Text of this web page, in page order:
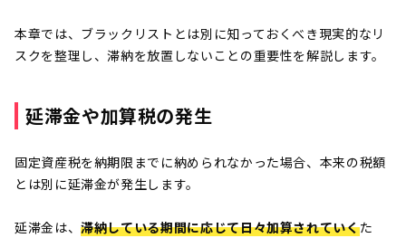
本章では、ブラックリストとは別に知っておくべき現実的なリ
スクを整理し、滞納を放置しないことの重要性を解説します。
延滞金や加算税の発生
固定資産税を納期限までに納められなかった場合、本来の税額
とは別に延滞金が発生します。
延滞金は、滞納している期間に応じて日々加算されていくた